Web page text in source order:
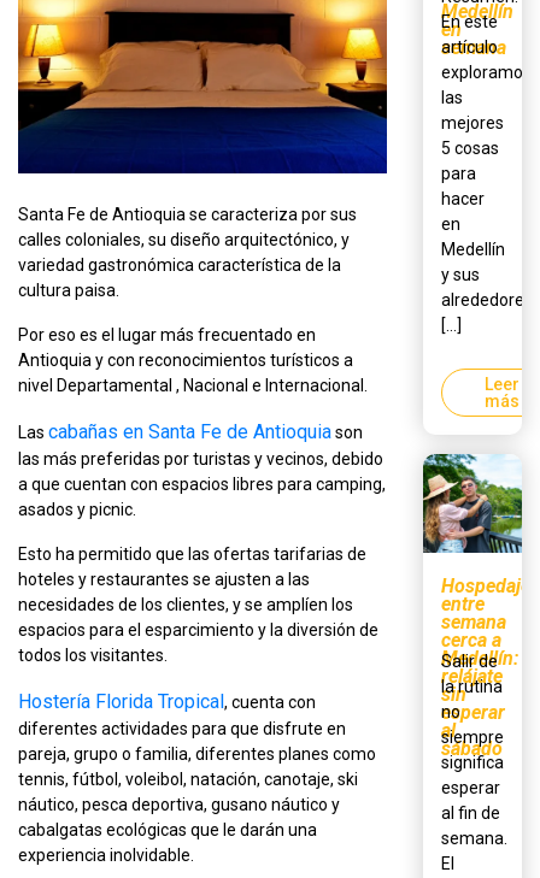
Santa Fe de Antioquia se caracteriza por sus
calles coloniales, su diseño arquitectónico, y
variedad gastronómica característica de la
cultura paisa.
Por eso es el lugar más frecuentado en
Antioquia y con reconocimientos turísticos a
nivel Departamental , Nacional e Internacional.
Las cabañas en Santa Fe de Antioquiason
las más preferidas por turistas y vecinos, debido
a que cuentan con espacios libres para camping,
asados y picnic.
Esto ha permitido que las ofertas tarifarias de
hoteles y restaurantes se ajusten a las
necesidades de los clientes, y se amplíen los
espacios para el esparcimiento y la diversión de
todos los visitantes.
Hostería Florida Tropical , cuenta con
diferentes actividades para que disfrute en
pareja, grupo o familia, diferentes planes como
tennis, fútbol, voleibol, natación, canotaje, ski
náutico, pesca deportiva, gusano náutico y
cabalgatas ecológicas que le darán una
experiencia inolvidable.
Medellín
en
semana
En este
artículo
exploramos
las
mejores
5 cosas
para
hacer
en
Medellín
y sus
alrededores,
[...]
Leer
más
Hospedaje
entre
semana
cerca a
Medellín:
relájate
sin
esperar
al
sábado
Salir de
la rutina
no
siempre
significa
esperar
al fin de
semana.
El